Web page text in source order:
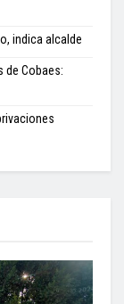
indica alcalde
de Cobaes: